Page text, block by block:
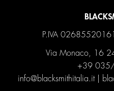
P.IVA
Via Monaco, 16
+39
info@blacksmithitalia.it|